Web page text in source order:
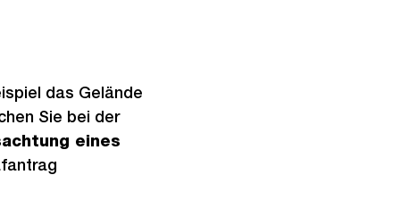
das Gelände
Sie bei der
eines